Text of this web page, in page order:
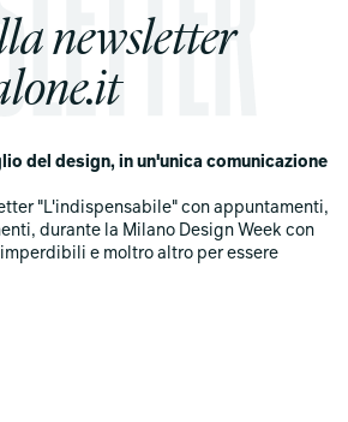
newsletter
del design, in un'unica comunicazione
"L'indispensabile" con appuntamenti,
durante la Milano Design Week con
e moltro altro per essere